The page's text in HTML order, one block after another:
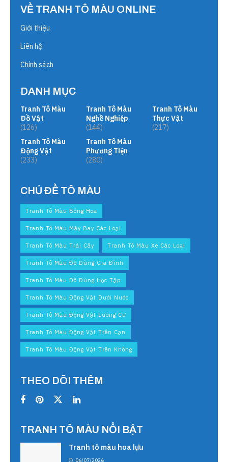
VỀ TRANH TÔ MÀU ONLINE
Giới thiệu
Liên hệ
Chính sách
DANH MỤC
Tranh Tô Màu
Đồ Vật
(126)
Tranh Tô Màu
Động Vật
(233)
Tranh Tô Màu
Nghề Nghiệp
(144)
Tranh Tô Màu
Phương Tiện
(280)
Tranh Tô Màu
Thực Vật
(217)
CHỦ ĐỀ TÔ MÀU
Tranh Tô Màu Bông Hoa
Tranh Tô Màu Máy Bay Các Loại
Tranh Tô Màu Trái Cây Tranh Tô Màu Xe Các Loại
Tranh Tô Màu Đồ Dùng Gia Đình
Tranh Tô Màu Đồ Dùng Học Tập
Tranh Tô Màu Động Vật Dưới Nước
Tranh Tô Màu Động Vật Lưỡng Cư
Tranh Tô Màu Động Vật Trên Cạn
Tranh Tô Màu Động Vật Trên Không
THEO DÕI THÊM
TRANH TÔ MÀU NỔI BẬT
Tranh tô màu hoa lựu
06/07/2026